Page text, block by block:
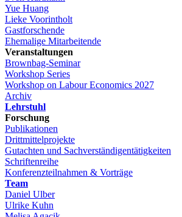
Yue Huang
Lieke Voorintholt
Gastforschende
Ehemalige Mitarbeitende
Veranstaltungen
Brownbag-Seminar
Workshop Series
Workshop on Labour Economics 2027
Archiv
Lehrstuhl
Forschung
Publikationen
Drittmittelprojekte
Gutachten und Sachverständigentätigkeiten
Schriftenreihe
Konferenzteilnahmen & Vorträge
Team
Daniel Ulber
Ulrike Kuhn